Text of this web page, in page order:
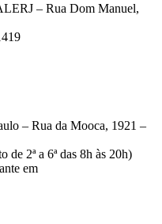
– Rua Dom Manuel,
– Rua da Mooca, 1921 –
de 2ª a 6ª das 8h às 20h)
em